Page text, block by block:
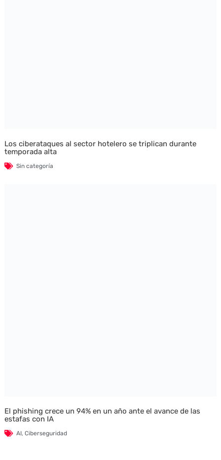
Los ciberataques al sector hotelero se triplican durante
temporada alta
Sin categoría
El phishing crece un 94% en un año ante el avance de las
estafas con IA
AI, Ciberseguridad